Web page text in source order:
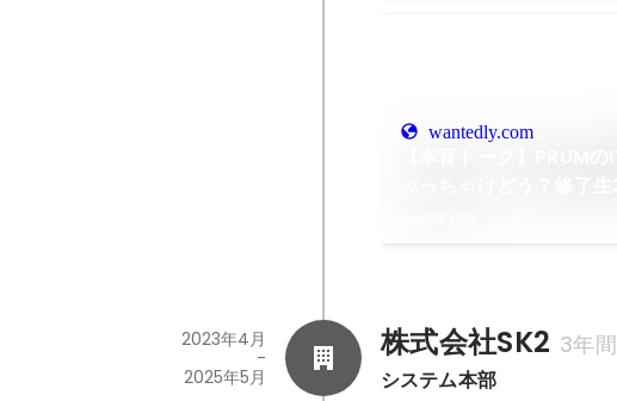
wantedly.com
株式会社SK2 3年間
システム本部
2023年4月
-
2025年5月